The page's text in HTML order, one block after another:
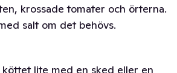
krossade tomater och örterna.
salt om det behövs.
lite med en sked eller en